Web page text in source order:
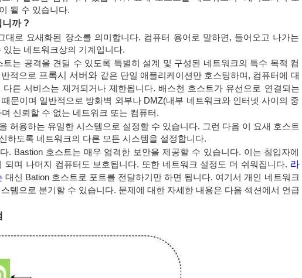
될 수 있습니다.
니까 ?
대로 요새화된 장소를 의미합니다. 컴퓨터 용어로 말하면, 들어오고 나가는
는 네트워크상의 기계입니다.
트는 공격을 견딜 수 있도록 특별히 설계 및 구성된 네트워크의 특수 목적 컴
적으로 프록시 서버와 같은 단일 애플리케이션만 호스팅하며, 컴퓨터에 대
른 서비스는 제거되거나 제한됩니다. 배스천 호스트가 유선으로 연결되는
문이며 일반적으로 방화벽 외부나 DMZ(내부 네트워크와 인터넷 사이의 중
신뢰할 수 없는 네트워크 또는 컴퓨터.
허용하는 유일한 시스템으로 설정할 수 있습니다. 그런 다음 이 요새 호스트
하도록 네트워크의 다른 모든 시스템을 설정합니다.
. Bastion 호스트는 매우 엄격한 보안을 제공할 수 있습니다. 이는 침입자에
되며 나머지 컴퓨터도 보호됩니다. 또한 네트워크 설정도 더 쉬워집니다. 라
대신 Bation 호스트로 포트를 전달하기만 하면 됩니다. 여기서 개인 네트워크
템으로 분기할 수 있습니다. 문제에 대한 자세한 내용은 다음 섹션에서 언급